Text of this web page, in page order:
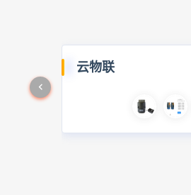
云物联